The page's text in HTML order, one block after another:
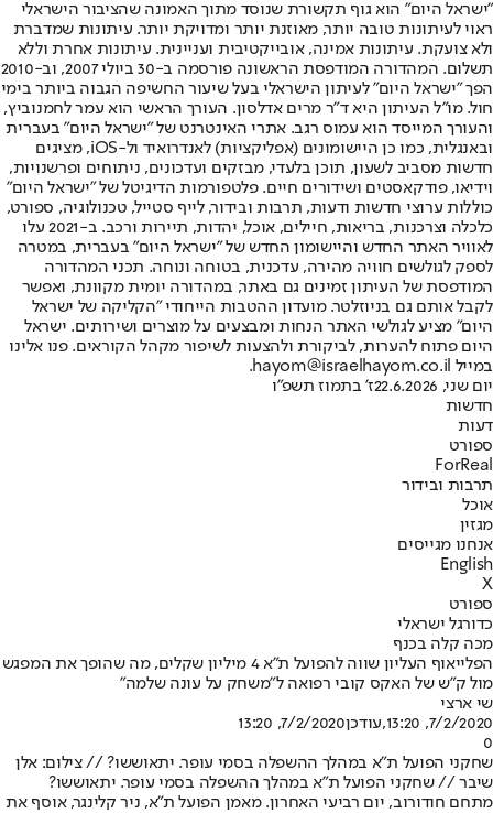
"ישראל היום" הוא גוף תקשורת שנוסד מתוך האמונה שהציבור הישראלי
ראוי לעיתונות טובה יותר, מאוזנת יותר ומדויקת יותר. עיתונות שמדברת
ולא צועקת. עיתונות אמינה, אובייקטיבית ועניינית. עיתונות אחרת וללא
תשלום. המהדורה המודפסת הראשונה פורסמה ב-30 ביולי 2007, וב-2010
הפך "ישראל היום" לעיתון הישראלי בעל שיעור החשיפה הגבוה ביותר בימי
חול. מו"ל העיתון היא ד"ר מרים אדלסון. העורך הראשי הוא עמר לחמנוביץ,
והעורך המייסד הוא עמוס רגב. אתרי האינטרנט של "ישראל היום" בעברית
ובאנגלית, כמו כן היישומונים (אפליקציות) לאנדרואיד ול-iOS, מציגים
חדשות מסביב לשעון, תוכן בלעדי, מבזקים ועדכונים, ניתוחים ופרשנויות,
וידיאו, פודקאסטים ושידורים חיים. פלטפורמות הדיגיטל של "ישראל היום"
כוללות ערוצי חדשות ודעות, תרבות ובידור, לייף סטייל, טכנולוגיה, ספורט,
כלכלה וצרכנות, בריאות, חיילים, אוכל, יהדות, תיירות ורכב. ב-2021 עלו
לאוויר האתר החדש והיישומון החדש של "ישראל היום" בעברית, במטרה
לספק לגולשים חוויה מהירה, עדכנית, בטוחה ונוחה. תכני המהדורה
המודפסת של העיתון זמינים גם באתר, במהדורה יומית מקוונת, ואפשר
לקבל אותם גם בניוזלטר. מועדון ההטבות הייחודי "הקליקה של ישראל
היום" מציע לגולשי האתר הנחות ומבצעים על מוצרים ושירותים. ישראל
היום פתוח להערות, לביקורת ולהצעות לשיפור מקהל הקוראים. פנו אלינו
במייל hayom@israelhayom.co.il.
יום שני, 22.6.2026
ז' בתמוז תשפ"ו
חדשות
דעות
ספורט
ForReal
תרבות ובידור
אוכל
מגזין
אנחנו מגייסים
English
X
ספורט
כדורגל ישראלי
מכה קלה בכנף
הפלייאוף העליון שווה להפועל ת"א 4 מיליון שקלים, מה שהופך את המפגש
מול ק"ש של האקס קובי רפואה ל"משחק על עונה שלמה"
שי ארצי
7/2/2020, 13:20
,עודכן7/2/2020, 13:20
0
שחקני הפועל ת"א במהלך ההשפלה בסמי עופר. יתאוששו? // צילום: אלן
שיבר // שחקני הפועל ת"א במהלך ההשפלה בסמי עופר. יתאוששו?
מתחם חודורוב, יום רביעי האחרון. מאמן הפועל ת"א, ניר קלינגר, אוסף את